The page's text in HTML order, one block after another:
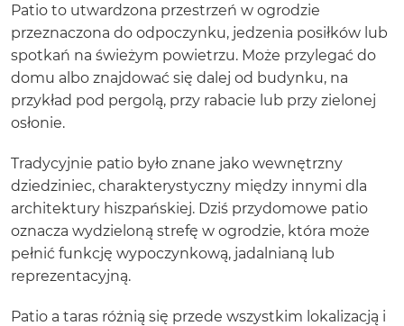
Patio to utwardzona przestrzeń w ogrodzie
przeznaczona do odpoczynku, jedzenia posiłków lub
spotkań na świeżym powietrzu. Może przylegać do
domu albo znajdować się dalej od budynku, na
przykład pod pergolą, przy rabacie lub przy zielonej
osłonie.
Tradycyjnie patio było znane jako wewnętrzny
dziedziniec, charakterystyczny między innymi dla
architektury hiszpańskiej. Dziś przydomowe patio
oznacza wydzieloną strefę w ogrodzie, która może
pełnić funkcję wypoczynkową, jadalnianą lub
reprezentacyjną.
Patio a taras różnią się przede wszystkim lokalizacją i